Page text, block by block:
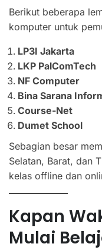
Berikut beberapa
komputer untuk
LP3I Jakarta
LKP PalComTech
NF Computer
Bina Sarana
Course-Net
Dumet School
Sebagian besar
Selatan, Barat, dan
kelas offline dan
Kapan
Mulai